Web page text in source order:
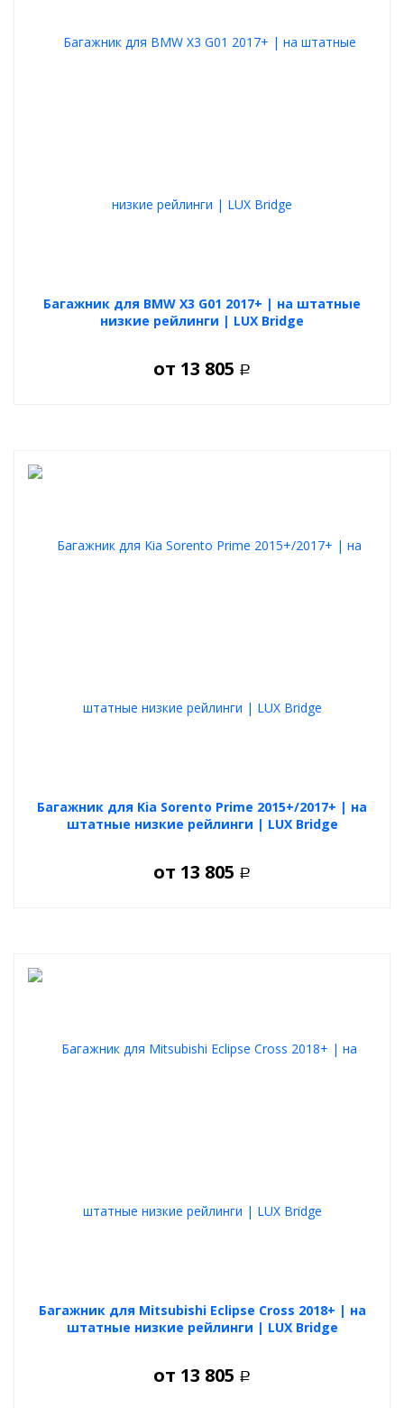
Багажник для BMW X3 G01 2017+ | на штатные
низкие рейлинги | LUX Bridge
от 13 805 Р
Багажник для Kia Sorento Prime 2015+/2017+ | на
штатные низкие рейлинги | LUX Bridge
от 13 805 Р
Багажник для Mitsubishi Eclipse Cross 2018+ | на
штатные низкие рейлинги | LUX Bridge
от 13 805 Р